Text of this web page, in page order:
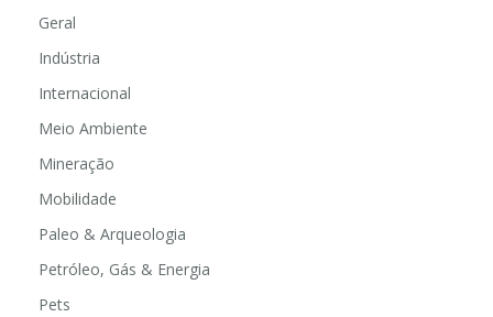
Geral
Indústria
Internacional
Meio Ambiente
Mineração
Mobilidade
Paleo & Arqueologia
Petróleo, Gás & Energia
Pets